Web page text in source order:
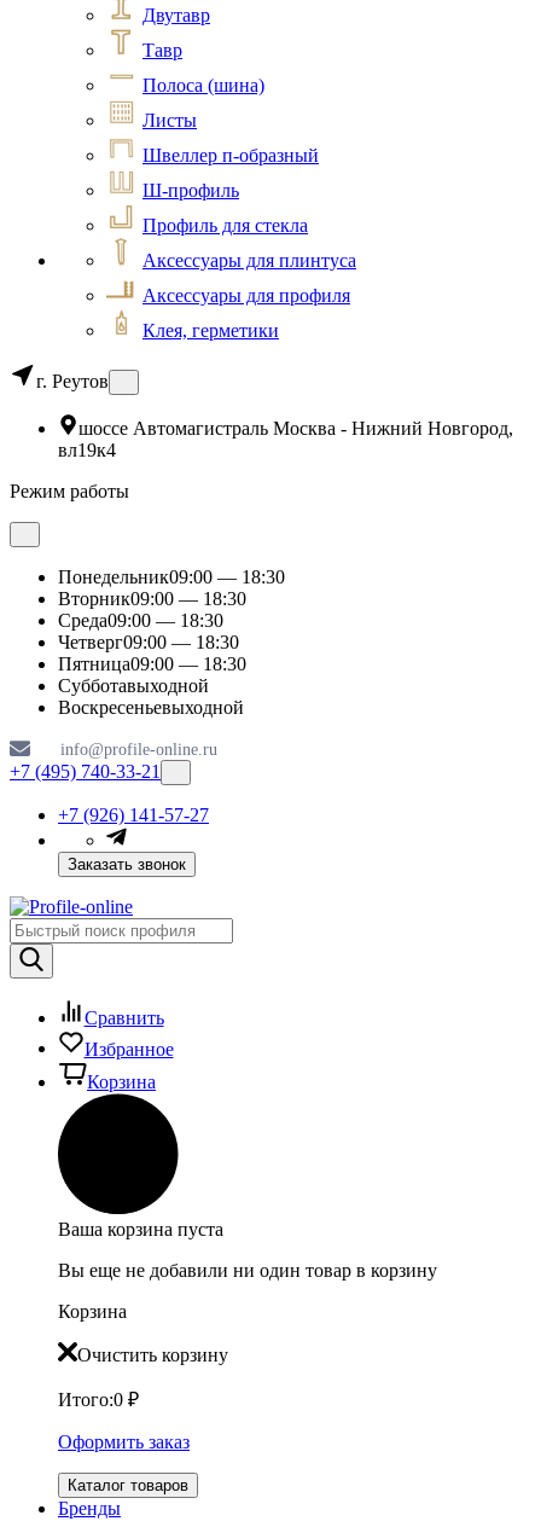
Двутавр
Тавр
Полоса (шина)
Листы
Швеллер п-образный
Ш-профиль
Профиль для стекла
Аксессуары для плинтуса
Аксессуары для профиля
Клея, герметики
г. Реутов
шоссе Автомагистраль Москва - Нижний Новгород,
вл19к4
Режим работы
Понедельник09:00 — 18:30
Вторник09:00 — 18:30
Среда09:00 — 18:30
Четверг09:00 — 18:30
Пятница09:00 — 18:30
Субботавыходной
Воскресеньевыходной
info@profile-online.ru
+7 (495) 740-33-21
+7 (926) 141-57-27
Заказать звонок
Сравнить
Избранное
Корзина
Ваша корзина пуста
Вы еще не добавили ни один товар в корзину
Корзина
Очистить корзину
Итого:0 ₽
Оформить заказ
Каталог товаров
Бренды